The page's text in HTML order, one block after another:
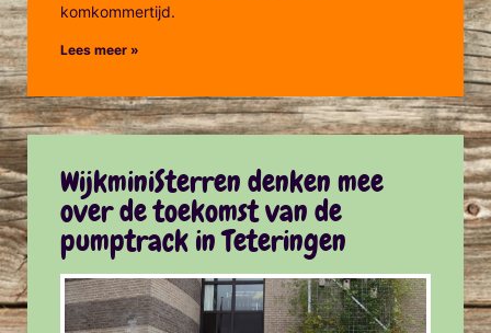
komkommertijd.
Lees meer »
WijkminiSterren denken mee
over de toekomst van de
pumptrack in Teteringen